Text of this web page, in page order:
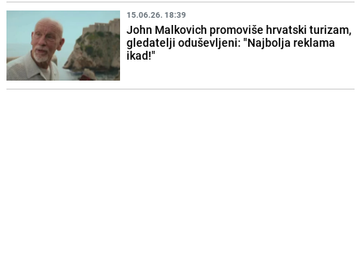
15.06.26. 18:39
John Malkovich promoviše hrvatski turizam,
gledatelji oduševljeni: "Najbolja reklama
ikad!"